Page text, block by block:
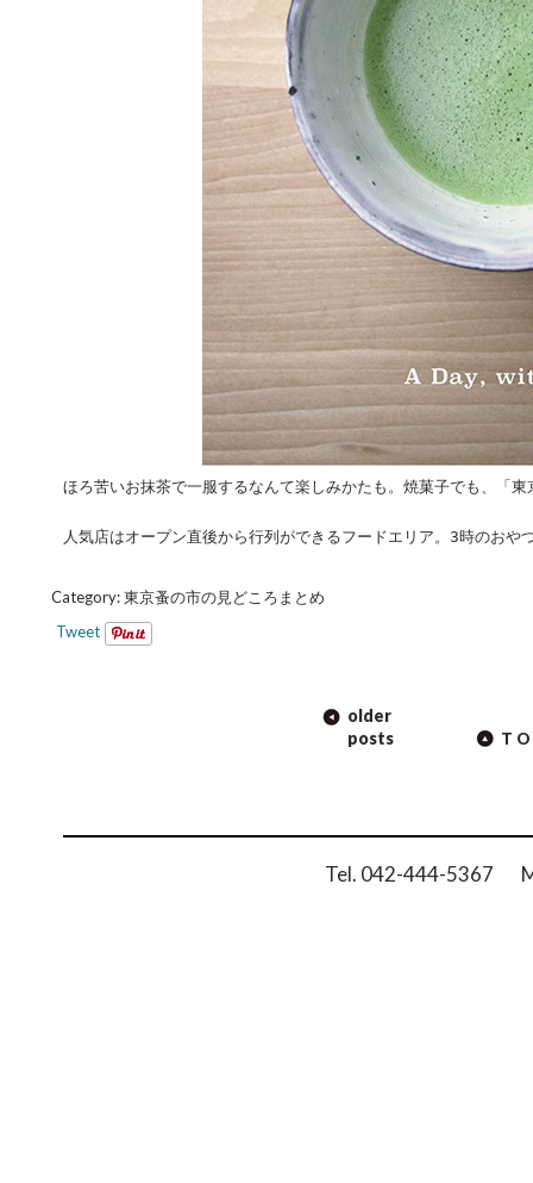
ほろ苦いお抹茶で一服するなんて楽しみかたも。焼菓子でも、「
人気店はオープン直後から行列ができるフードエリア。3時のお
Category:東京蚤の市の見どころまとめ
Tweet
older
posts
Tel. 042-444-5367